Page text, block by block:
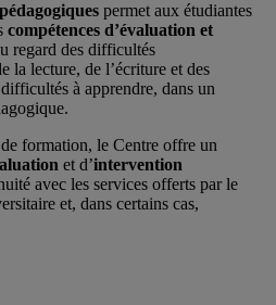
permet aux étudiantes
compétences d’évaluation et
regard des difficultés
la lecture, de l’écriture et des
à apprendre, dans un
formation, le Centre offre un
et d’intervention
avec les services offerts par le
et, dans certains cas,